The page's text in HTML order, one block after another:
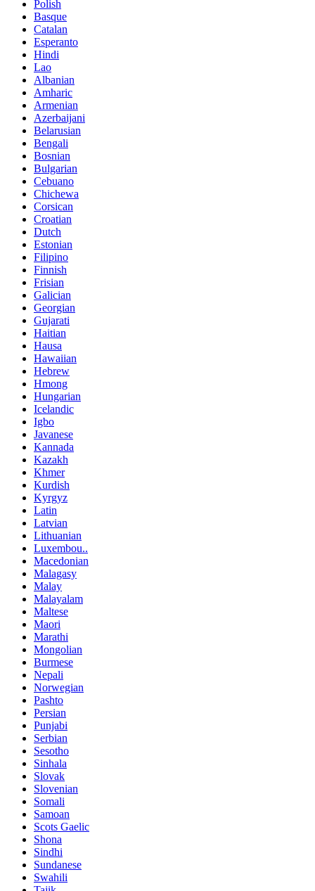
Polish
Basque
Catalan
Esperanto
Hindi
Lao
Albanian
Amharic
Armenian
Azerbaijani
Belarusian
Bengali
Bosnian
Bulgarian
Cebuano
Chichewa
Corsican
Croatian
Dutch
Estonian
Filipino
Finnish
Frisian
Galician
Georgian
Gujarati
Haitian
Hausa
Hawaiian
Hebrew
Hmong
Hungarian
Icelandic
Igbo
Javanese
Kannada
Kazakh
Khmer
Kurdish
Kyrgyz
Latin
Latvian
Lithuanian
Luxembou..
Macedonian
Malagasy
Malay
Malayalam
Maltese
Maori
Marathi
Mongolian
Burmese
Nepali
Norwegian
Pashto
Persian
Punjabi
Serbian
Sesotho
Sinhala
Slovak
Slovenian
Somali
Samoan
Scots Gaelic
Shona
Sindhi
Sundanese
Swahili